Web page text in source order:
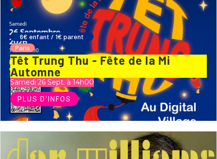
6€ enfant / 1€ parent
Paris
Têt Trung Thu - Fête de la Mi
Automne
Samedi 26 Sept. à 14h00
PLUS D'INFOS